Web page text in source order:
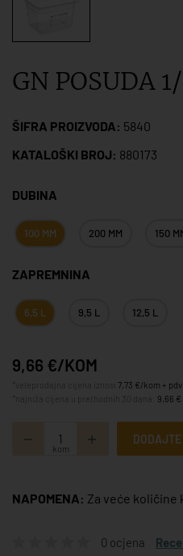
GN POSUDA
ŠIFRA PROIZVODA: 5840
KATALOŠKI BROJ: 880173
DUBINA
100 MM 200 MM 150
ZAPREMNINA
6,5 L 9,5 L 12,5 L
9,66 €/KOM
7,73 €/kom + pdv
9,66 €
kom
NAPOMENA: Za veće količine
0 ocjena